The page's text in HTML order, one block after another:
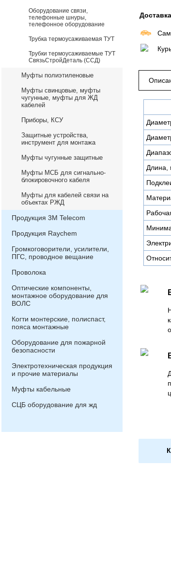
Оборудование связи,
телефонные шнуры,
телефонное оборудование
Трубка термоусаживаемая ТУТ
Трубки термоусаживаемые ТУТ
СвязьСтройДеталь (ССД)
Муфты полиэтиленовые
Муфты свинцовые, муфты
чугунные, муфты для ЖД
кабелей
Приборы, КСУ
Защитные устройства,
инструмент для монтажа
Муфты чугунные защитные
Муфты МСБ для сигнально-
блокировочного кабеля
Муфты для кабелей связи на
объектах РЖД
Продукция 3М Telecom
Продукция Raychem
Громкоговорители, усилители,
ПГС, проводное вещание
Проволока
Оптические компоненты,
монтажное оборудование для
ВОЛС
Когти монтерские, полиспаст,
пояса монтажные
Оборудование для пожарной
безопасности
Электротехническая продукция
и прочие материалы
Муфты кабельные
СЦБ оборудование для жд
Длина,